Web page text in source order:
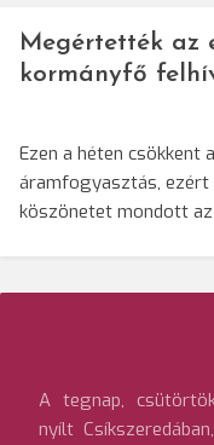
Megértették az
kormányfő
Ezen a héten csökkent
áramfogyasztás, ezért
köszönetet mondott
A tegnap,
nyílt